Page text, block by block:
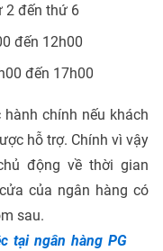
2 đến thứ 6
đến 12h00
đến 17h00
chính nếu khách
hỗ trợ. Chính vì vậy
động về thời gian
của ngân hàng có
sau.
tại ngân hàng PG